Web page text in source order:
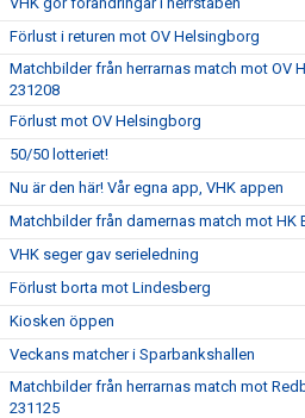
Förlust i returen mot OV Helsingborg
Matchbilder från herrarnas match mot OV
231208
Förlust mot OV Helsingborg
50/50 lotteriet!
Nu är den här! Vår egna app, VHK appen
Matchbilder från damernas match mot HK
VHK seger gav serieledning
Förlust borta mot Lindesberg
Kiosken öppen
Veckans matcher i Sparbankshallen
Matchbilder från herrarnas match mot
231125